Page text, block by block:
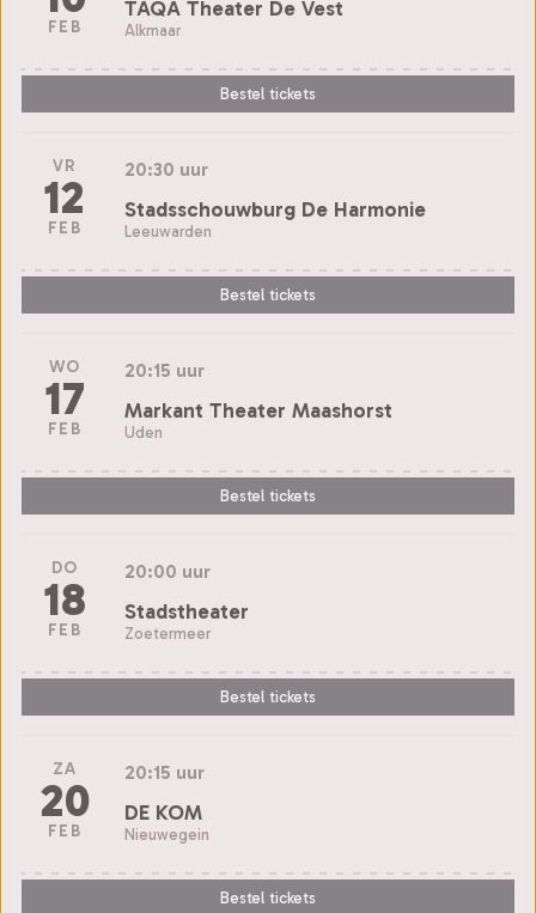
FEB
TAQA Theater De Vest
Alkmaar
Bestel tickets
VR
12
FEB
20:30 uur
Stadsschouwburg De Harmonie
Leeuwarden
Bestel tickets
WO
17
FEB
20:15 uur
Markant Theater Maashorst
Uden
Bestel tickets
DO
18
FEB
20:00 uur
Stadstheater
Zoetermeer
Bestel tickets
ZA
20
FEB
20:15 uur
DE KOM
Nieuwegein
Bestel tickets